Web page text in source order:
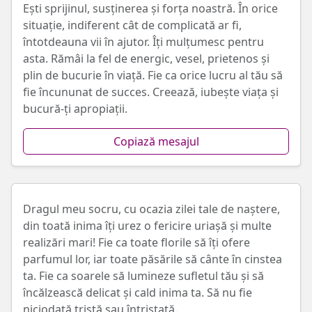
Ești sprijinul, susținerea și forța noastră. În orice
situație, indiferent cât de complicată ar fi,
întotdeauna vii în ajutor. Îți mulțumesc pentru
asta. Rămâi la fel de energic, vesel, prietenos și
plin de bucurie în viață. Fie ca orice lucru al tău să
fie încununat de succes. Creează, iubește viața și
bucură-ți apropiații.
Copiază mesajul
Dragul meu socru, cu ocazia zilei tale de naștere,
din toată inima îți urez o fericire uriașă și multe
realizări mari! Fie ca toate florile să îți ofere
parfumul lor, iar toate păsările să cânte în cinstea
ta. Fie ca soarele să lumineze sufletul tău și să
încălzească delicat și cald inima ta. Să nu fie